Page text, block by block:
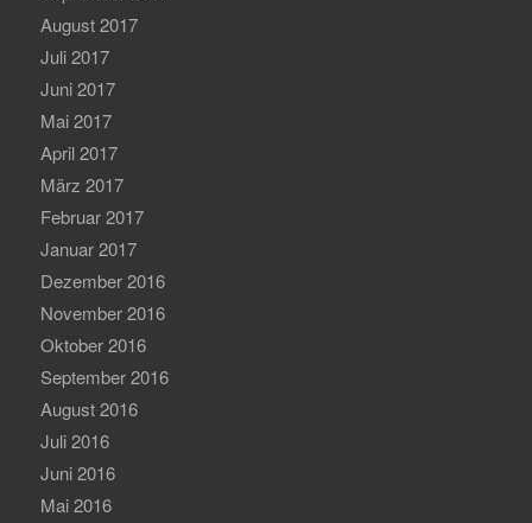
August 2017
Juli 2017
Juni 2017
Mai 2017
April 2017
März 2017
Februar 2017
Januar 2017
Dezember 2016
November 2016
Oktober 2016
September 2016
August 2016
Juli 2016
Juni 2016
Mai 2016